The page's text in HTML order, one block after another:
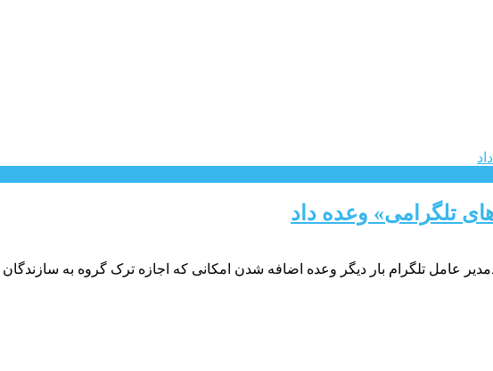
تلگرامی» وعده داد
عامل تلگرام بار دیگر وعده اضافه شدن امکانی که اجازه ترک گروه به